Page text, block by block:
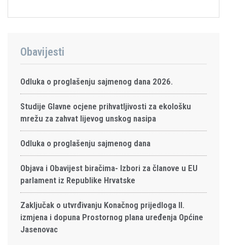
Obavijesti
Odluka o proglašenju sajmenog dana 2026.
Studije Glavne ocjene prihvatljivosti za ekološku
mrežu za zahvat lijevog unskog nasipa
Odluka o proglašenju sajmenog dana
Objava i Obavijest biračima- Izbori za članove u EU
parlament iz Republike Hrvatske
Zaključak o utvrđivanju Konačnog prijedloga II.
izmjena i dopuna Prostornog plana uređenja Općine
Jasenovac